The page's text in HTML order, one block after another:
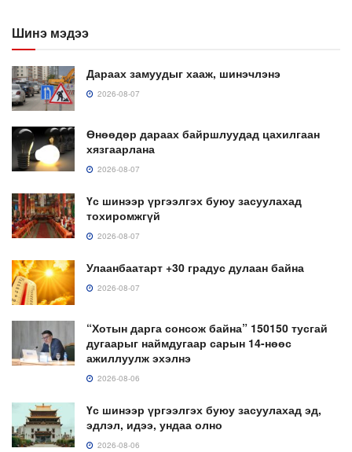
Шинэ мэдээ
Дараах замуудыг хааж, шинэчлэнэ
2026-08-07
Өнөөдөр дараах байршлуудад цахилгаан
хязгаарлана
2026-08-07
Үс шинээр үргээлгэх буюу засуулахад
тохиромжгүй
2026-08-07
Улаанбаатарт +30 градус дулаан байна
2026-08-07
“Хотын дарга сонсож байна” 150150 тусгай
дугаарыг наймдугаар сарын 14-нөөс
ажиллуулж эхэлнэ
2026-08-06
Үс шинээр үргээлгэх буюу засуулахад эд,
эдлэл, идээ, ундаа олно
2026-08-06